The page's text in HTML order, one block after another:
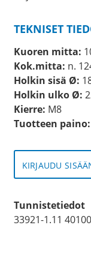
TEKNISET
Kuoren mitta:
Kok.mitta: n.
Holkin sisä Ø:
Holkin ulko Ø:
Kierre: M8
Tuotteen paino:
KIRJAUDU
Tunnistetiedot
33921-1.11